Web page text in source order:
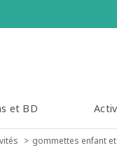
et BD
gommettes enfant